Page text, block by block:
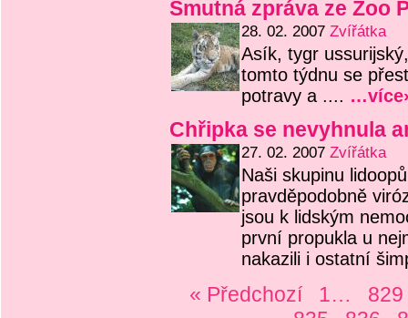
Smutná zpráva ze Zoo
28. 02. 2007 Zvířátka
Asík, tygr
tomto týdnu se
potravy a ....
Chřipka se nevyhnula
27. 02. 2007 Zvířátka
Naši skupinu
pravděpodobně
jsou k lidským
první propukla u
nakazili i ostatní
« Předchozí 1…
829